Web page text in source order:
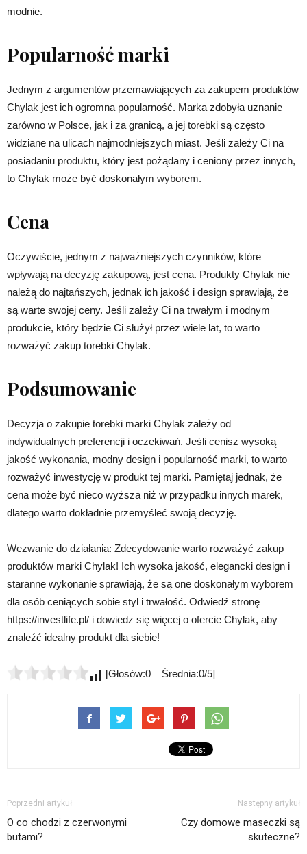
modnie.
Popularność marki
Jednym z argumentów przemawiających za zakupem produktów
Chylak jest ich ogromna popularność. Marka zdobyła uznanie
zarówno w Polsce, jak i za granicą, a jej torebki są często
widziane na ulicach najmodniejszych miast. Jeśli zależy Ci na
posiadaniu produktu, który jest pożądany i ceniony przez innych,
to Chylak może być doskonałym wyborem.
Cena
Oczywiście, jednym z najważniejszych czynników, które
wpływają na decyzję zakupową, jest cena. Produkty Chylak nie
należą do najtańszych, jednak ich jakość i design sprawiają, że
są warte swojej ceny. Jeśli zależy Ci na trwałym i modnym
produkcie, który będzie Ci służył przez wiele lat, to warto
rozważyć zakup torebki Chylak.
Podsumowanie
Decyzja o zakupie torebki marki Chylak zależy od
indywidualnych preferencji i oczekiwań. Jeśli cenisz wysoką
jakość wykonania, modny design i popularność marki, to warto
rozważyć inwestycję w produkt tej marki. Pamiętaj jednak, że
cena może być nieco wyższa niż w przypadku innych marek,
dlatego warto dokładnie przemyśleć swoją decyzję.
Wezwanie do działania: Zdecydowanie warto rozważyć zakup
produktów marki Chylak! Ich wysoka jakość, elegancki design i
staranne wykonanie sprawiają, że są one doskonałym wyborem
dla osób ceniących sobie styl i trwałość. Odwiedź stronę
https://investlife.pl/ i dowiedz się więcej o ofercie Chylak, aby
znaleźć idealny produkt dla siebie!
[Głosów:0 Średnia:0/5]
Poprzedni artykuł
O co chodzi z czerwonymi
butami?
Następny artykuł
Czy domowe maseczki są
skuteczne?